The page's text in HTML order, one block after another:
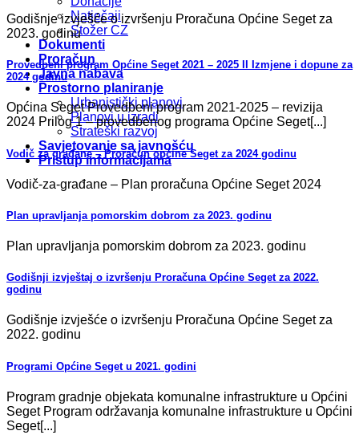
Natječaji
Stožer CZ
Dokumenti
Proračun
Javna nabava
Prostorno planiranje
Urbanistički planovi
Planovi u izradi
Strateški razvoj
Savjetovanje sa javnošću
Pristup informacijama
Godišnje izvješće o izvršenju Proračuna Općine Seget za
2023. godinu
Provedbeni program Općine Seget 2021 – 2025 II Izmjene i dopune za
2024 godinu
Općina Seget Provedbeni program 2021-2025 – revizija
2024 Prilog 1 – provedbenog programa Općine Seget[...]
Vodič za građane – Proračun općine Seget za 2024 godinu
Vodič-za-građane – Plan proračuna Općine Seget 2024
Plan upravljanja pomorskim dobrom za 2023. godinu
Plan upravljanja pomorskim dobrom za 2023. godinu
Godišnji izvještaj o izvršenju Proračuna Općine Seget za 2022.
godinu
Godišnje izvješće o izvršenju Proračuna Općine Seget za
2022. godinu
Programi Općine Seget u 2021. godini
Program gradnje objekata komunalne infrastrukture u Općini
Seget Program održavanja komunalne infrastrukture u Općini
Seget[...]